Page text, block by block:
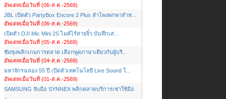
อัพเดทเมื่อวันที่ (06-ส.ค.-2569)
JBL เปิดตัว PartyBox Encore 2 Plus ลำโพงพกพาสำห...
อัพเดทเมื่อวันที่ (06-ส.ค.-2569)
เปิดตัว DJI Mic Mini 2S ไมค์ไร้สายจิ๋ว บันทึกเส...
อัพเดทเมื่อวันที่ (05-ส.ค.-2569)
ซัมซุงพลิกเกมการตลาด เลือกพูดภาษาเดียวกับผู้บริ...
อัพเดทเมื่อวันที่ (04-ส.ค.-2569)
มหาจักรฉลอง 55 ปี เปิดตัวเทคโนโลยี Live Sound ใ...
อัพเดทเมื่อวันที่ (01-ส.ค.-2569)
SAMSUNG จับมือ SYNNEX พลิกตลาดบริการเช่าใช้มือ